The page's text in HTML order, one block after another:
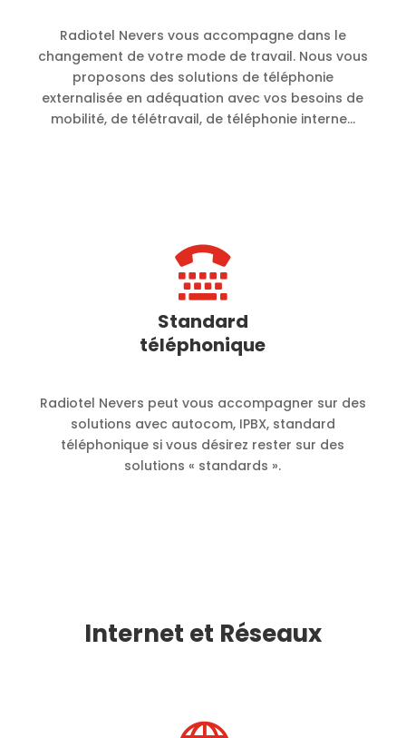
Radiotel Nevers vous accompagne dans le
changement de votre mode de travail. Nous vous
proposons des solutions de téléphonie
externalisée en adéquation avec vos besoins de
mobilité, de télétravail, de téléphonie interne…

Standard
téléphonique
Radiotel Nevers peut vous accompagner sur des
solutions avec autocom, IPBX, standard
téléphonique si vous désirez rester sur des
solutions « standards ».
Internet et Réseaux